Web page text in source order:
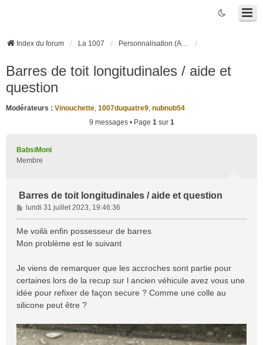
Index du forum La 1007 Personnalisation (Accessoires, Tuning, ...)
Barres de toit longitudinales / aide et
question
Modérateurs : Vinouchette, 1007duquatre9, nubnub54
9 messages • Page 1sur 1
BabsiMoni
Membre
Barres de toit longitudinales / aide et question
M
e
s
e
lundi 31 juillet 2023, 19:46:36
Me voilà enfin possesseur de barres
Mon problème est le suivant
Je viens de remarquer que les accroches sont partie pour
certaines lors de la recup sur l ancien véhicule avez vous une
idée pour refixer de façon secure ? Comme une colle au
silicone peut être ?